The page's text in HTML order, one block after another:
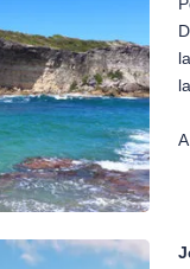
du 16/12/27, notre
pour des
à la
et